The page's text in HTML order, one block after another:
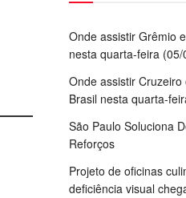
Onde assistir Grêmio
nesta quarta-feira (05/
Onde assistir
Brasil nesta quarta-
São Paulo Soluciona
Reforços
Projeto de oficinas
deficiência visual